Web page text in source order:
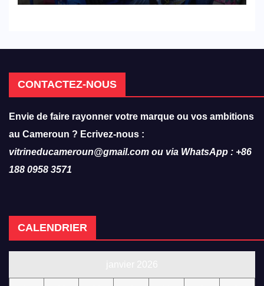
CONTACTEZ-NOUS
Envie de faire rayonner votre marque ou vos ambitions
au Cameroun ? Ecrivez-nous :
vitrineducameroun@gmail.com ou via WhatsApp : +86
188 0958 3571
CALENDRIER